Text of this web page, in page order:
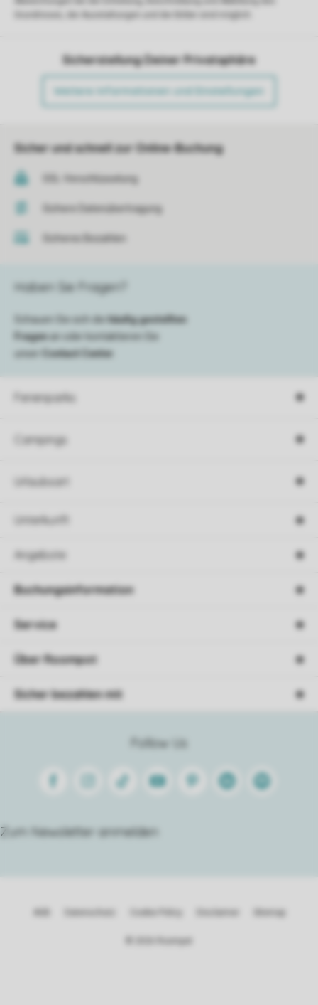
Sicherstellung Deiner Privatsphäre
Weitere Informationen und Einstellungen
Sicher und schnell zur Online-Buchung
SSL-Verschlüsselung
Sichere Datenübertragung
Sicheres Bezahlen
Ferienparks
Campings
Urlaubsart
Unterkunft
Angebote
Haben Sie Fragen?
Schauen Sie sich die
häufig gestellten
Fragen an oder kontaktieren Sie
unser
Contact Center
Follow Us
FacebookInstagram
Tiktok Youtube PinterestLinkedinSpotify
Zum Newsletter anmelden
Buchungsinformation
Service
Über Roompot
Sicher bezahlen mit